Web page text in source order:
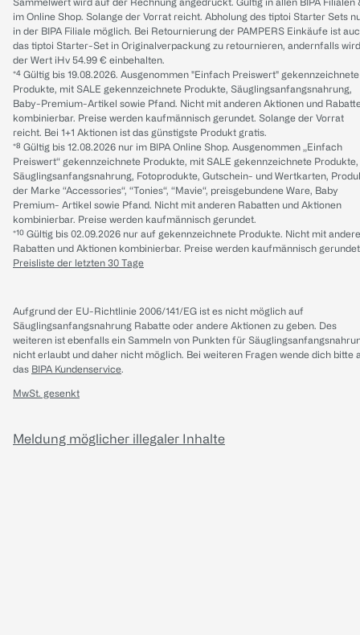
im Online Shop. Solange der Vorrat reicht. Abholung des tiptoi Starter Sets
in der BIPA Filiale möglich. Bei Retournierung der PAMPERS Einkäufe ist
das tiptoi Starter-Set in Originalverpackung zu retournieren, andernfalls wird
der Wert iHv 54.99 € einbehalten.
*⁴ Gültig bis 19.08.2026. Ausgenommen "Einfach Preiswert" gekennzeichnete
Produkte, mit SALE gekennzeichnete Produkte, Säuglingsanfangsnahrung,
Baby-Premium-Artikel sowie Pfand. Nicht mit anderen Aktionen und
kombinierbar. Preise werden kaufmännisch gerundet. Solange der Vorrat
reicht. Bei 1+1 Aktionen ist das günstigste Produkt gratis.
*⁸ Gültig bis 12.08.2026 nur im BIPA Online Shop. Ausgenommen „Einfach
Preiswert“ gekennzeichnete Produkte, mit SALE gekennzeichnete Produkte,
Säuglingsanfangsnahrung, Fotoprodukte, Gutschein- und Wertkarten,
der Marke “Accessories“, “Tonies“, “Mavie“, preisgebundene Ware, Baby
Premium- Artikel sowie Pfand. Nicht mit anderen Rabatten und Aktionen
kombinierbar. Preise werden kaufmännisch gerundet.
*¹⁰ Gültig bis 02.09.2026 nur auf gekennzeichnete Produkte. Nicht mit
Rabatten und Aktionen kombinierbar. Preise werden kaufmännisch
Preisliste der letzten 30 Tage
Aufgrund der EU-Richtlinie 2006/141/EG ist es nicht möglich auf
Säuglingsanfangsnahrung Rabatte oder andere Aktionen zu geben. Des
weiteren ist ebenfalls ein Sammeln von Punkten für
nicht erlaubt und daher nicht möglich. Bei weiteren Fragen wende dich bitte
das BIPA Kundenservice.
MwSt. gesenkt
Meldung möglicher illegaler Inhalte